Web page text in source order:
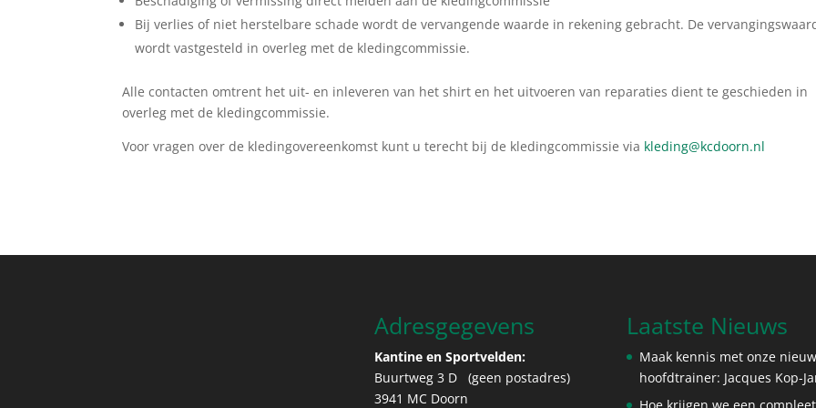
Bij verlies of niet herstelbare schade wordt de vervangende waarde in rekening gebracht. De
wordt vastgesteld in overleg met de kledingcommissie.
Alle contacten omtrent het uit- en inleveren van het shirt en het uitvoeren van reparaties dient te geschieden in
overleg met de kledingcommissie.
Voor vragen over de kledingovereenkomst kunt u terecht bij de kledingcommissie via kleding@kcdoorn.nl
Adresgegevens
Kantine en Sportvelden:
Buurtweg 3 D (geen postadres)
3941 MC Doorn
Laatste Nieuws
Maak kennis met onze
hoofdtrainer: Jacques Kop-
Hoe krijgen we een compleet